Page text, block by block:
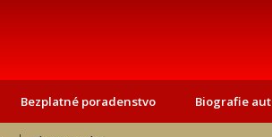
Bezplatné poradenstvo Biografie